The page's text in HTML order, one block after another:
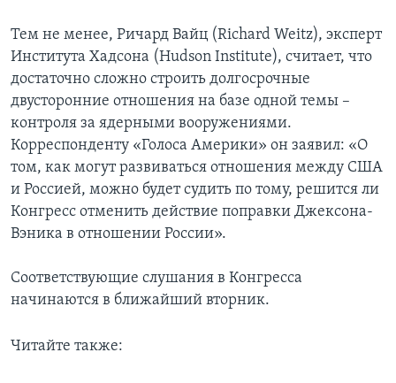
Тем не менее, Ричард Вайц (Richard Weitz), эксперт
Института Хадсона (Hudson Institute), считает, что
достаточно сложно строить долгосрочные
двусторонние отношения на базе одной темы –
контроля за ядерными вооружениями.
Корреспонденту «Голоса Америки» он заявил: «О
том, как могут развиваться отношения между США
и Россией, можно будет судить по тому, решится ли
Конгресс отменить действие поправки Джексона-
Вэника в отношении России».
Соответствующие слушания в Конгресса
начинаются в ближайший вторник.
Читайте также: